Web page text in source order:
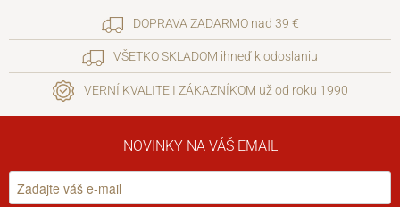
DOPRAVA ZADARMO nad 39 €
VŠETKO SKLADOM ihneď k odoslaniu
VERNÍ KVALITE I ZÁKAZNÍKOM už od roku 1990
NOVINKY NA VÁŠ EMAIL